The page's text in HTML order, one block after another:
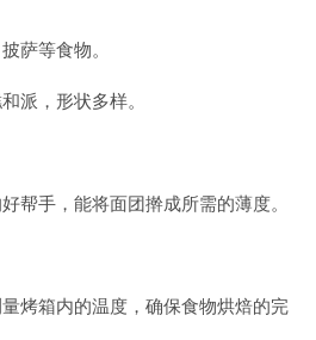
萨等食物。
派，形状多样。
帮手，能将面团擀成所需的薄度。
烤箱内的温度，确保食物烘焙的完